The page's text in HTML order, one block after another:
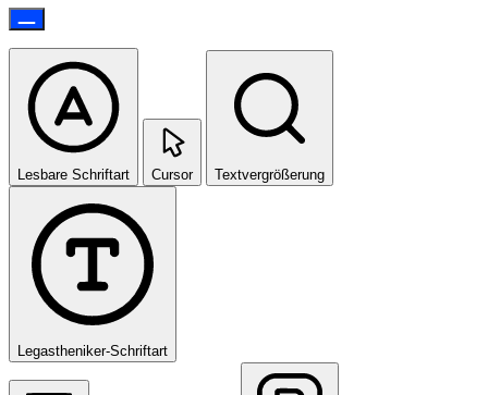
Lesbare Schriftart Cursor Textvergrößerung
Legastheniker-Schriftart